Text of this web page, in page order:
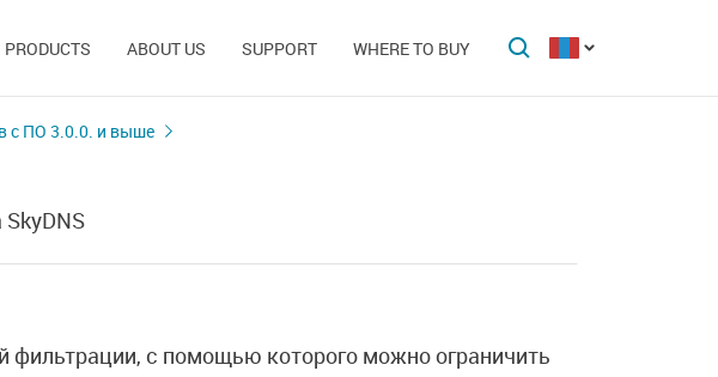
PRODUCTS ABOUT US SUPPORT WHERE TO BUY
с ПО 3.0.0. и выше
фильтрации, с помощью которого можно ограничить